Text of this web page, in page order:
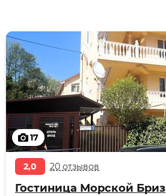
17
2,0 20 отзывов
Гостиница Морской Бриз